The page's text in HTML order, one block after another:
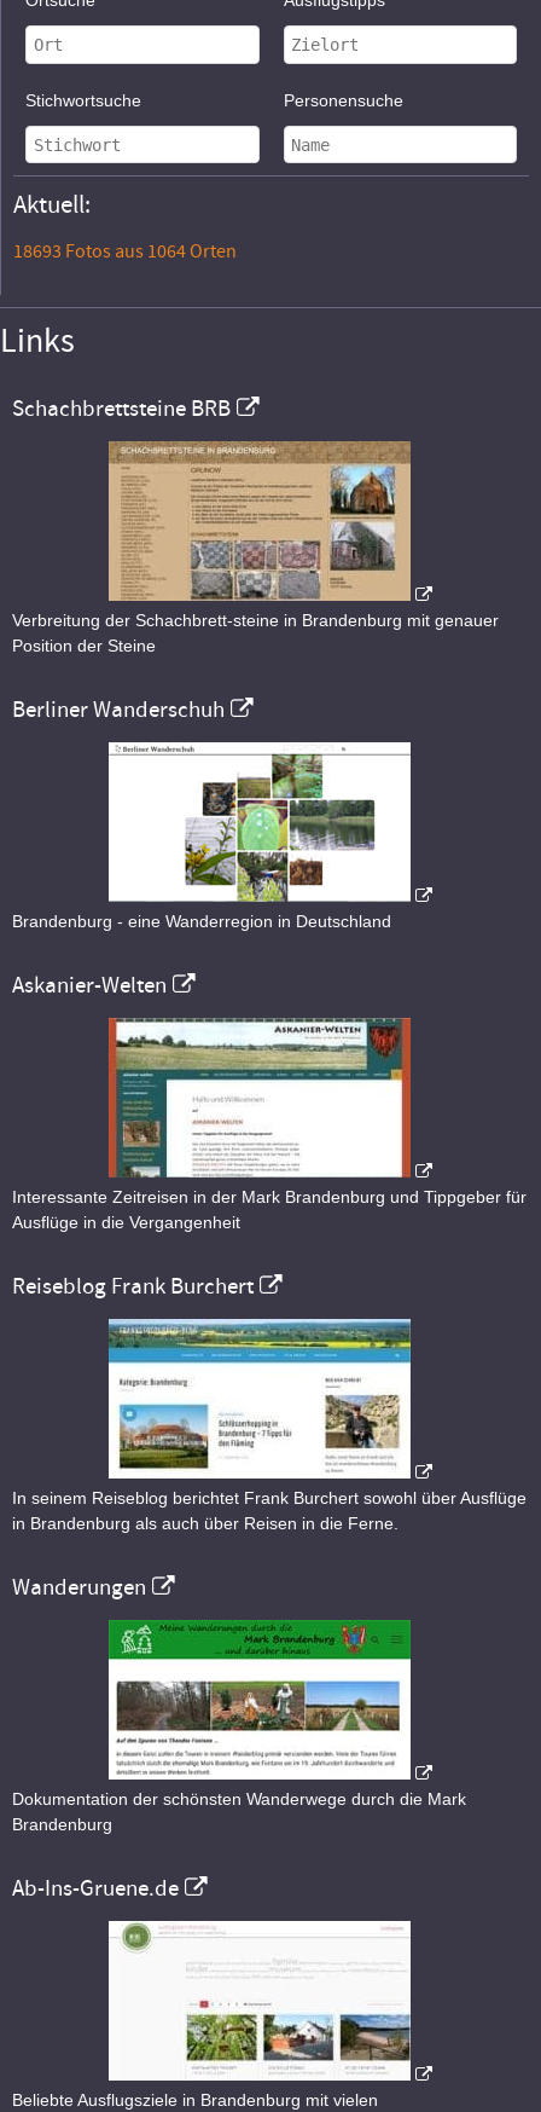
Stichwortsuche Personensuche
Aktuell:
18693 Fotos aus 1064 Orten
Links
Schachbrettsteine BRB
Verbreitung der Schachbrett-steine in Brandenburg mit genauer
Position der Steine
Berliner Wanderschuh
Brandenburg - eine Wanderregion in Deutschland
Askanier-Welten
Interessante Zeitreisen in der Mark Brandenburg und Tippgeber für
Ausflüge in die Vergangenheit
Reiseblog Frank Burchert
In seinem Reiseblog berichtet Frank Burchert sowohl über Ausflüge
in Brandenburg als auch über Reisen in die Ferne.
Wanderungen
Dokumentation der schönsten Wanderwege durch die Mark
Brandenburg
Ab-Ins-Gruene.de
Beliebte Ausflugsziele in Brandenburg mit vielen